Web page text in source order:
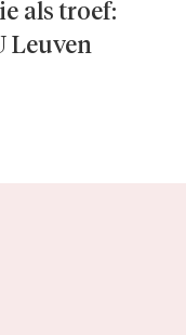
als troef:
Leuven